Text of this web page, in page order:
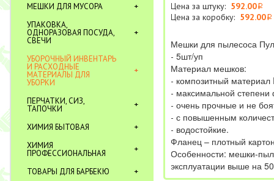
МЕШКИ ДЛЯ МУСОРА
УПАКОВКА,
ОДНОРАЗОВАЯ ПОСУДА,
СВЕЧИ
УБОРОЧНЫЙ ИНВЕНТАРЬ
И РАСХОДНЫЕ
МАТЕРИАЛЫ ДЛЯ
УБОРКИ
ПЕРЧАТКИ, СИЗ,
ТАПОЧКИ
ХИМИЯ БЫТОВАЯ
ХИМИЯ
ПРОФЕССИОНАЛЬНАЯ
ТОВАРЫ ДЛЯ БАРБЕКЮ
Цена за штуку: 592.00i
Цена за коробку: 592.00i
Мешки для пылесоса
- 5шт/уп
Материал мешков:
- композитный материал
- максимальной
- очень прочные и не
- с повышенным
- водостойкие.
Фланец – плотный
Особенности: мешки-
эксплуатации выше на